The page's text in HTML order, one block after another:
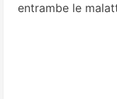
entrambe le